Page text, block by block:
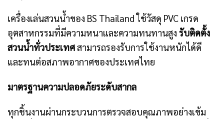
เครื่องเล่นสวนน้ำของ BS Thailand ใช้วัสดุ PVC เกรด
อุตสาหกรรมที่มีความหนาและความทนทานสูง รับติดตั้ง
สวนน้ำทั่วประเทศสามารถรองรับการใช้งานหนักได้ดี
และทนต่อสภาพอากาศของประเทศไทย
มาตรฐานความปลอดภัยระดับสากล
ทุกชิ้นงานผ่านกระบวนการตรวจสอบคุณภาพอย่างเข้ม